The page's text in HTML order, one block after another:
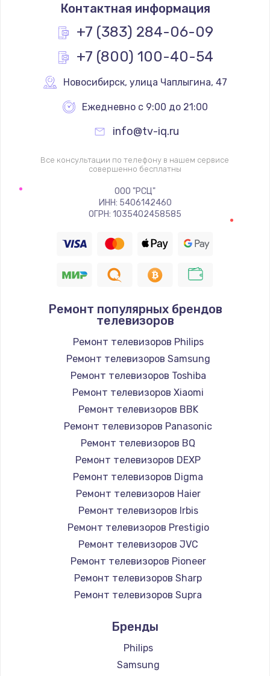
Помехи и искажение звука
Заказать
1400 руб.
Заказать
Восстановление цепи питания, пайка
880 руб.
390 руб.
Замена Bluetooth/Wi-Fi модуля
800 руб.
Замена картридера
Заказать
Замена микросхемы NFC
1100 руб.
Заказать
Замена шим-контроллера
3900 руб.
Заказать
1030 руб.
Заказать
Контактная информация
+7 (383) 284-06-09
+7 (800) 100-40-54
Новосибирск, улица Чаплыгина, 47
Ежедневно с 9:00 до 21:00
info@tv-iq.ru
Все консультации по телефону в нашем сервисе
совершенно бесплатны
ООО "РСЦ"
ИНН: 5406142460
ОГРН: 1035402458585
Ремонт популярных брендов
телевизоров
Ремонт телевизоров Philips
Ремонт телевизоров Samsung
Ремонт телевизоров Toshiba
Ремонт телевизоров Xiaomi
Ремонт телевизоров BBK
Ремонт телевизоров Panasonic
Ремонт телевизоров BQ
Ремонт телевизоров DEXP
Ремонт телевизоров Digma
Ремонт телевизоров Haier
Ремонт телевизоров Irbis
Ремонт телевизоров Prestigio
Ремонт телевизоров JVC
Ремонт телевизоров Pioneer
Ремонт телевизоров Sharp
Ремонт телевизоров Supra
Ремонт телевизоров Hisense
Ремонт телевизоров Daewoo
Ремонт телевизоров Centek
Бренды
Philips
Samsung